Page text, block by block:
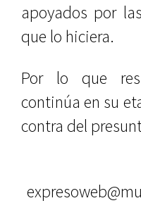
apoyados por
que lo hiciera.
Por lo que
continúa en su
contra del